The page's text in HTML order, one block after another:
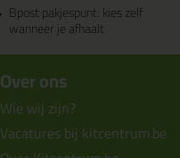
Bpost pakjespunt: kies zelf
wanneer je afhaalt
Over ons
Wie wij zijn?
Vacatures bij kitcentrum.be